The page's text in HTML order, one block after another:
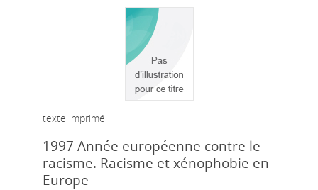
texte imprimé
1997 Année européenne contre le
racisme. Racisme et xénophobie en
Europe